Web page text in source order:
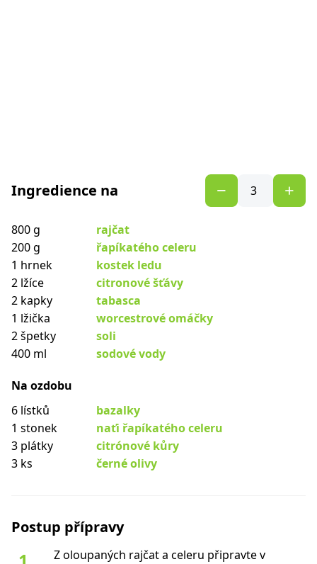
Ingredience na
800 g
rajčat
200 g
řapíkatého celeru
1 hrnek
kostek ledu
2 lžíce
citronové šťávy
2 kapky
tabasca
1 lžička
worcestrové omáčky
2 špetky
soli
400 ml
sodové vody
Na ozdobu
6 lístků
bazalky
1 stonek
naťi řapíkatého celeru
3 plátky
citrónové kůry
3 ks
černé olivy
Postup přípravy
Z oloupaných rajčat a celeru připravte v